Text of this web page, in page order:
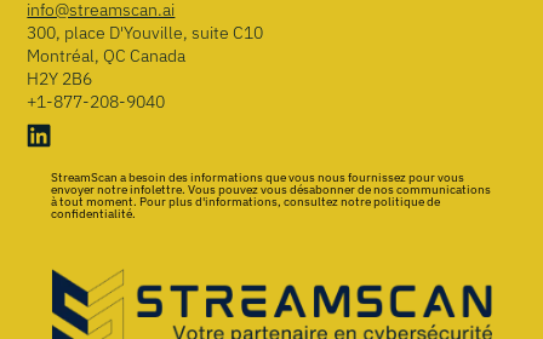
info@streamscan.ai
300, place D'Youville, suite C10
Montréal, QC Canada
H2Y 2B6
+1-877-208-9040
StreamScan a besoin des informations que vous nous fournissez pour vous
envoyer notre infolettre. Vous pouvez vous désabonner de nos communications
à tout moment. Pour plus d'informations, consultez notre politique de
confidentialité.